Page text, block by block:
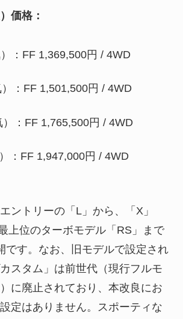
価格：
：FF 1,369,500円 / 4WD
：FF 1,501,500円 / 4WD
：FF 1,765,500円 / 4WD
：FF 1,947,000円 / 4WD
ントリーの「L」から、「X」
上位のターボモデル「RS」まで
です。なお、旧モデルで設定され
スタム」は前世代（現行フルモ
に廃止されており、本改良にお
定はありません。スポーティな